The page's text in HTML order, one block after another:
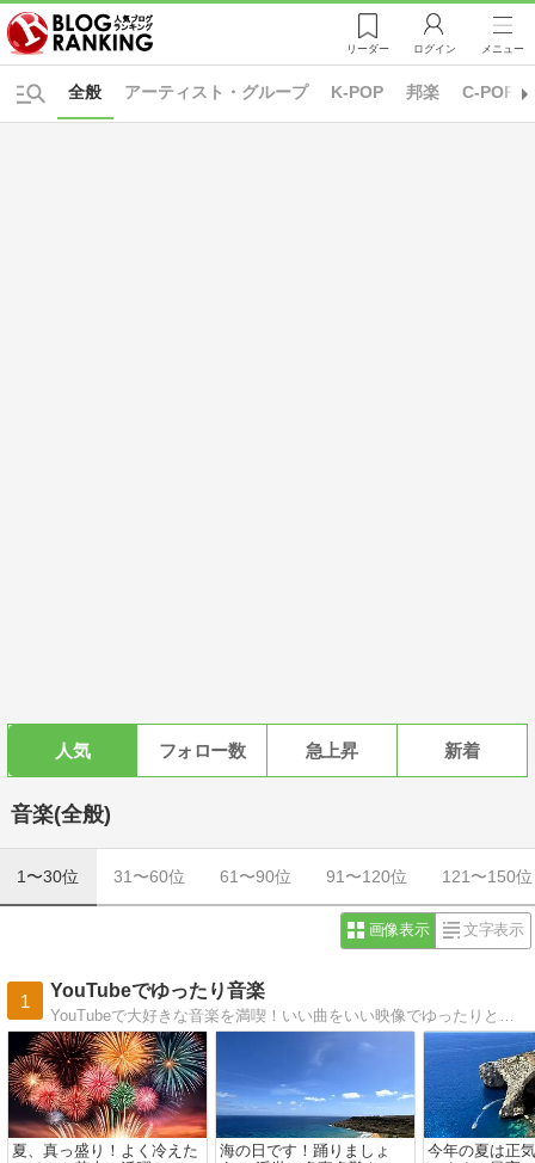
リーダー ログイン メニュー
アーティスト・グループ K-POP 邦楽 C-POP
全般
人気 フォロー数 急上昇 新着
音楽(全般)
1〜30位 31〜60位 61〜90位 91〜120位 121〜150位
画像表示 文字表示
1
YouTubeでゆったり音楽
夏、真っ盛り！よく冷えた
海の日です！踊りましょ
今年の夏は正